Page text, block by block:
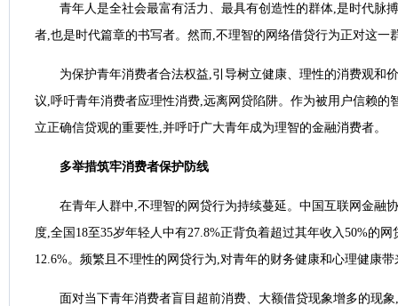
青年人是全社会最富有活力、最具有创造性的群体,是时代脉
者,也是时代篇章的书写者。然而,不理智的网络借贷行为正对这一
为保护青年消费者合法权益,引导树立健康、理性的消费观和
议,‌呼吁‌青年消费者应理性消费,远离网贷陷阱。作为被用户信赖的
立正确信贷观的重要性,并呼吁广大青年成为理智的金融消费者。
多举措筑牢消费者保护防线
在青年人群中,不理智的网贷行为‌持续蔓延‌。中国互联网金融
度,全国18至35岁年轻人中有27.8%正背负着超过其年收入50%的网
12.6%。频繁且不理性的网贷行为,对青年的‌财务健康‌和心理‌健康‌
面对当下青年消费者盲目超前消费、大额借贷现象增多的现